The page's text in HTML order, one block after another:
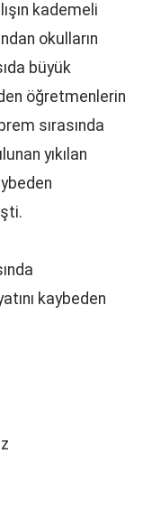
kademeli
okulların
büyük
öğretmenlerin
sırasında
yıkılan
kaybeden